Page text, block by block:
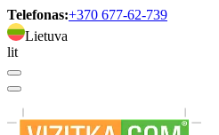
Telefonas:+370 677-62-739
Lietuva
lit